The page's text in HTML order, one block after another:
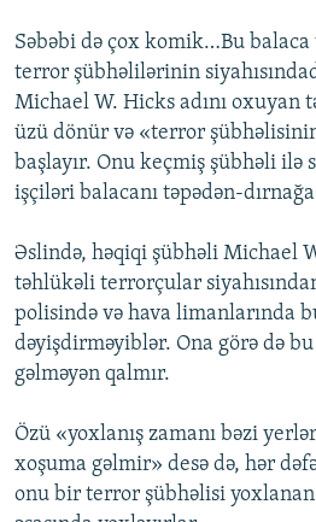
Səbəbi də çox komik…Bu balaca
terror şübhəlilərinin
Michael W. Hicks adını oxuyan
üzü dönür və «terror
başlayır. Onu keçmiş şübhəli ilə
işçiləri balacanı təpədən-
Əslində, həqiqi şübhəli Michael
təhlükəli terrorçular
polisində və hava limanlarında
dəyişdirməyiblər. Ona görə də bu
gəlməyən qalmır.
Özü «yoxlanış zamanı bəzi
xoşuma gəlmir» desə də, hər
onu bir terror şübhəlisi